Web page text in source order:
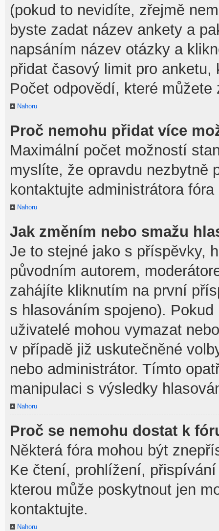
(pokud to nevidíte, zřejmě
byste zadat název ankety a
napsáním název otázky a
přidat časový limit pro
Počet odpovědí, které
Nahoru
Proč nemohu přidat více
Maximální počet možností
myslíte, že opravdu nezbytně
kontaktujte administrátora
Nahoru
Jak změním nebo smažu
Je to stejné jako s příspěvky,
původním autorem,
zahájíte kliknutím na první
s hlasováním spojeno).
uživatelé mohou vymazat
v případě již uskutečněné
nebo administrátor. Tímto
manipulaci s výsledky
Nahoru
Proč se nemohu dostat k
Některá fóra mohou být
Ke čtení, prohlížení,
kterou může poskytnout jen
kontaktujte.
Nahoru